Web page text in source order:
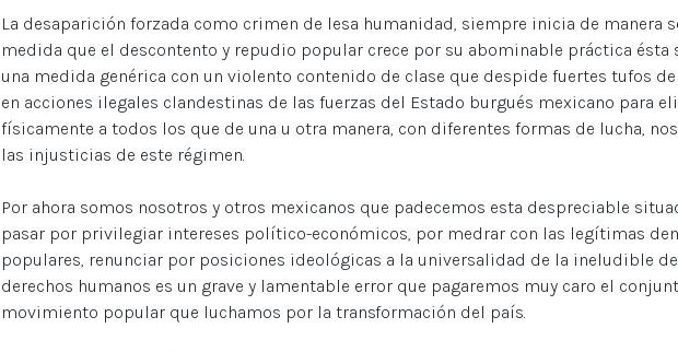
La desaparición forzada como crimen de lesa humanidad, siempre inicia de manera
medida que el descontento y repudio popular crece por su abominable práctica ésta
una medida genérica con un violento contenido de clase que despide fuertes tufos
en acciones ilegales clandestinas de las fuerzas del Estado burgués mexicano para
físicamente a todos los que de una u otra manera, con diferentes formas de lucha,
las injusticias de este régimen.
Por ahora somos nosotros y otros mexicanos que padecemos esta despreciable
pasar por privilegiar intereses político-económicos, por medrar con las legítimas
populares, renunciar por posiciones ideológicas a la universalidad de la ineludible
derechos humanos es un grave y lamentable error que pagaremos muy caro el
movimiento popular que luchamos por la transformación del país.